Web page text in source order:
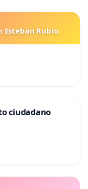
Esteban Rubio
ciudadano